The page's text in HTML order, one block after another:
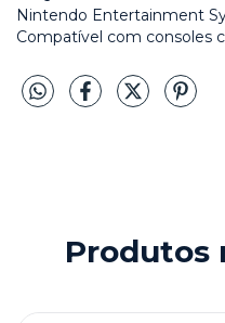
Nintendo Entertainment
Compatível com consoles
Produtos